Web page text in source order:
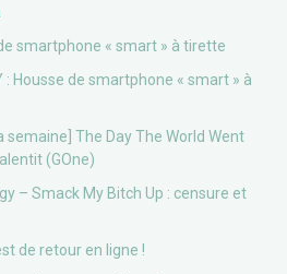
smartphone « smart » à tirette
: Housse de smartphone « smart » à
semaine] The Day The World Went
(GOne)
– Smack My Bitch Up : censure et
de retour en ligne !